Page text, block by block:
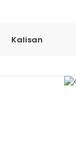
Kalisan